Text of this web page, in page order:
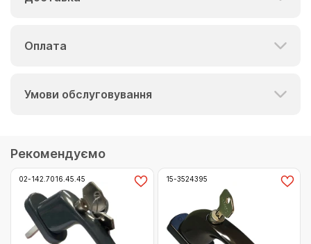
Оплата
Умови обслуговування
Рекомендуємо
02-142.7016.45.45 15-3524395